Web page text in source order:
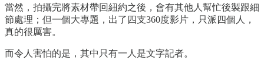
當然，拍攝完將素材帶回紐約之後，會有其他人幫忙後製跟細
節處理；但一個大專題，出了四支360度影片，只派四個人，
真的很厲害。
而令人害怕的是，其中只有一人是文字記者。